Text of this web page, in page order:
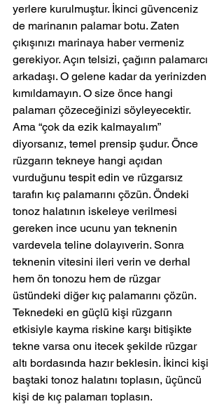
yerlere kurulmuştur. İkinci güvenceniz
de marinanın palamar botu. Zaten
çıkışınızı marinaya haber vermeniz
gerekiyor. Açın telsizi, çağırın palamarcı
arkadaşı. O gelene kadar da yerinizden
kımıldamayın. O size önce hangi
palamarı çözeceğinizi söyleyecektir.
Ama “çok da ezik kalmayalım”
diyorsanız, temel prensip şudur. Önce
rüzgarın tekneye hangi açıdan
vurduğunu tespit edin ve rüzgarsız
tarafın kıç palamarını çözün. Öndeki
tonoz halatının iskeleye verilmesi
gereken ince ucunu yan teknenin
vardevela teline dolayıverin. Sonra
teknenin vitesini ileri verin ve derhal
hem ön tonozu hem de rüzgar
üstündeki diğer kıç palamarını çözün.
Teknedeki en güçlü kişi rüzgarın
etkisiyle kayma riskine karşı bitişikte
tekne varsa onu itecek şekilde rüzgar
altı bordasında hazır beklesin. İkinci kişi
baştaki tonoz halatını toplasın, üçüncü
kişi de kıç palamarı toplasın.